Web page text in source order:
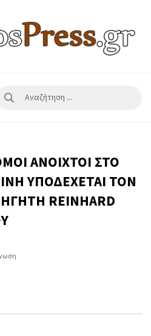
ΑΝΟΙΧΤΟΙ ΣΤΟ
ΥΠΟΔΕΧΕΤΑΙ ΤΟΝ
REINHARD